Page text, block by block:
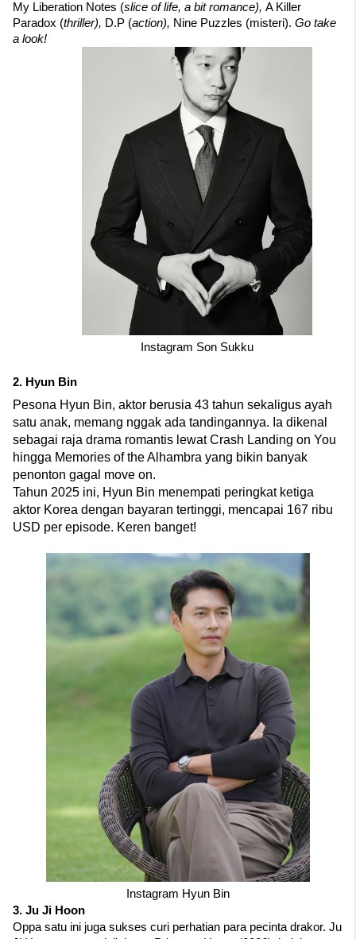
My Liberation Notes (slice of life, a bit romance), A Killer
Paradox (thriller), D.P (action), Nine Puzzles (misteri). Go take
a look!
Instagram Son Sukku
2. Hyun Bin
Pesona Hyun Bin, aktor berusia 43 tahun sekaligus ayah
satu anak, memang nggak ada tandingannya. Ia dikenal
sebagai raja drama romantis lewat Crash Landing on You
hingga Memories of the Alhambra yang bikin banyak
penonton gagal move on.
Tahun 2025 ini, Hyun Bin menempati peringkat ketiga
aktor Korea dengan bayaran tertinggi, mencapai 167 ribu
USD per episode. Keren banget!
Instagram Hyun Bin
3. Ju Ji Hoon
Oppa satu ini juga sukses curi perhatian para pecinta drakor. Ju